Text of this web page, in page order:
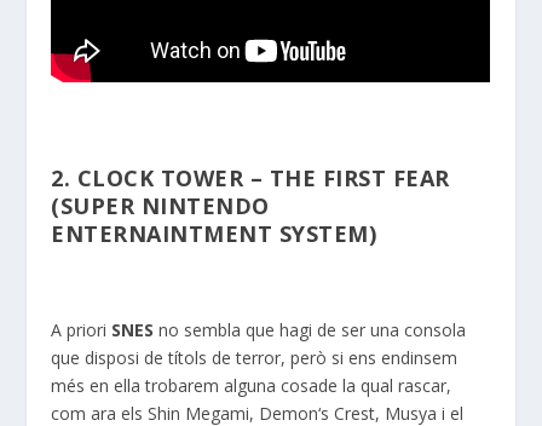
2. CLOCK TOWER – THE FIRST FEAR
(SUPER NINTENDO
ENTERNAINTMENT SYSTEM)
A priori SNES no sembla que hagi de ser una consola
que disposi de títols de terror, però si ensendinsem
més en ella trobarem alguna cosade la qual rascar,
com ara elsShin Megami, Demon‘sCrest, Musya i el